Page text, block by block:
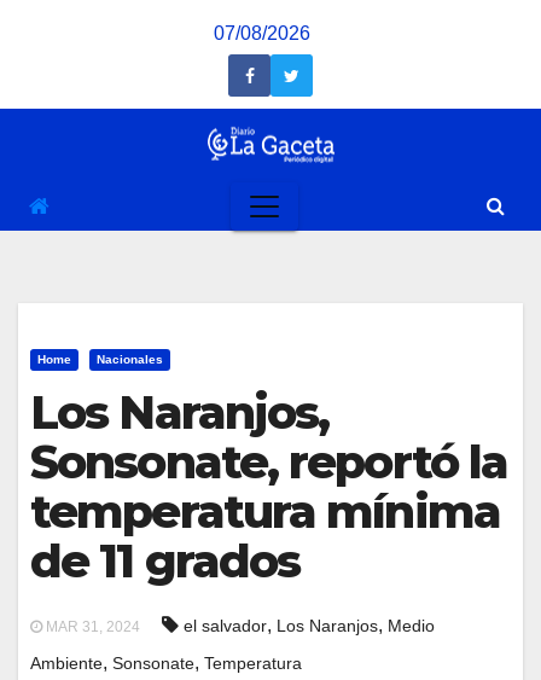
07/08/2026
Home Nacionales
Los Naranjos,
Sonsonate, reportó la
temperatura mínima
de 11 grados
MAR 31, 2024 el salvador, Los Naranjos, Medio
Ambiente, Sonsonate, Temperatura